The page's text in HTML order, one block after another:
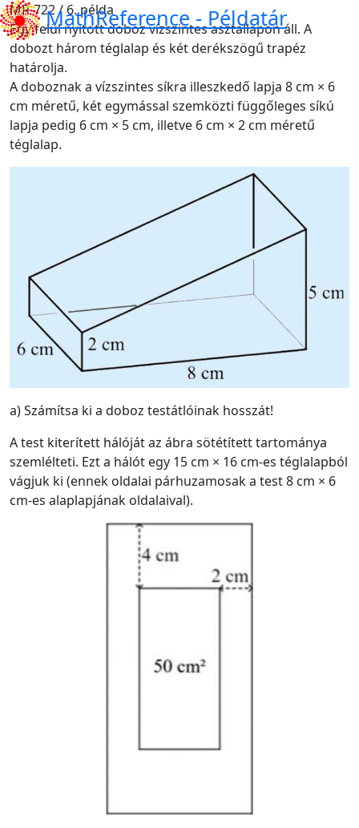
MathReference - Példatár
MR-722 / 6. példa
Egy felül nyitott doboz vízszintes asztallapon áll. A
dobozt három téglalap és két derékszögű trapéz
határolja.
A doboznak a vízszintes síkra illeszkedő lapja 8 cm × 6
cm méretű, két egymással szemközti függőleges síkú
lapja pedig 6 cm × 5 cm, illetve 6 cm × 2 cm méretű
téglalap.
a) Számítsa ki a doboz testátlóinak hosszát!
A test kiterített hálóját az ábra sötétített tartománya
szemlélteti. Ezt a hálót egy 15 cm × 16 cm-es téglalapból
vágjuk ki (ennek oldalai párhuzamosak a test 8 cm × 6
cm-es alaplapjának oldalaival).